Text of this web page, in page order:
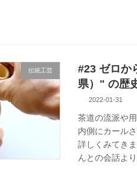
伝統工芸
#23 ゼロか
県）" の歴
2022-01-31
茶道の流派や
内側にカール
詳しくみてき
んとの会話よ